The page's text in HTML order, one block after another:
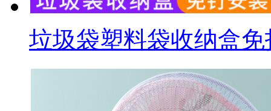
垃圾袋塑料袋收纳盒